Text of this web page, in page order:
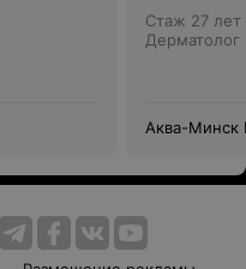
Стаж 27 лет
Дерматолог
Аква-Минск